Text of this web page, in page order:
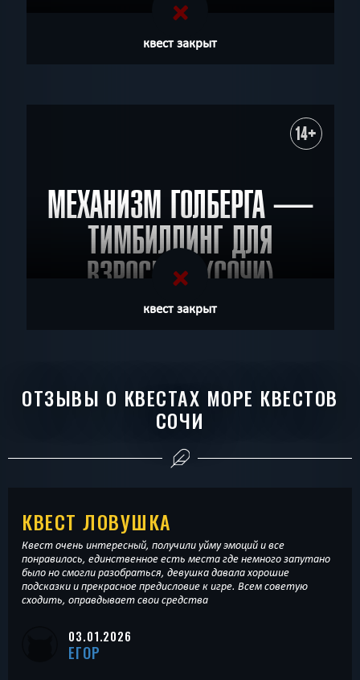
квест закрыт
14+
МЕХАНИЗМ ГОЛБЕРГА —
ТИМБИЛДИНГ ДЛЯ
ВЗРОСЛЫХ (СОЧИ)
квест закрыт
ОТЗЫВЫ О КВЕСТАХ МОРЕ КВЕСТОВ
СОЧИ
КВЕСТ ЛОВУШКА
Квест очень интересный, получили уйму эмоций и все
понравилось, единственное есть места где немного запутано
было но смогли разобраться, девушка давала хорошие
подсказки и прекрасное предисловие к игре. Всем советую
сходить, оправдывает свои средства
03.01.2026
ЕГОР